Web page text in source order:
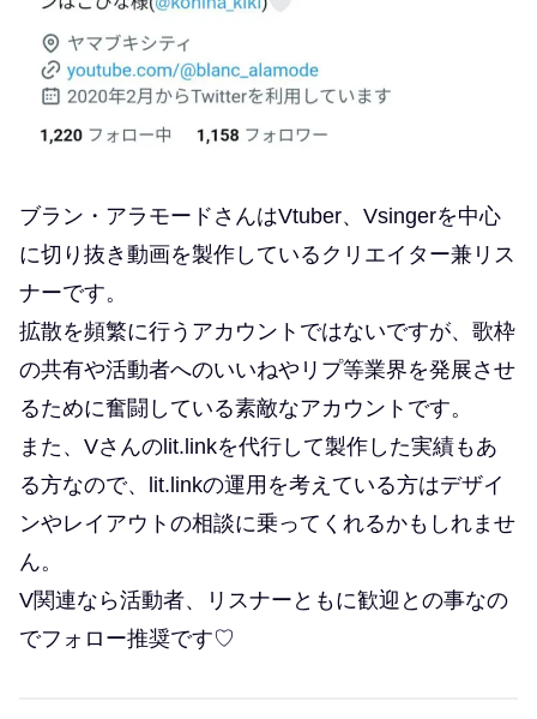
ブラン・アラモードさんはVtuber、Vsingerを中心
に切り抜き動画を製作しているクリエイター兼リス
ナーです。
拡散を頻繁に行うアカウントではないですが、歌枠
の共有や活動者へのいいねやリプ等業界を発展させ
るために奮闘している素敵なアカウントです。
また、Vさんのlit.linkを代行して製作した実績もあ
る方なので、lit.linkの運用を考えている方はデザイ
ンやレイアウトの相談に乗ってくれるかもしれませ
ん。
V関連なら活動者、リスナーともに歓迎との事なの
でフォロー推奨です♡